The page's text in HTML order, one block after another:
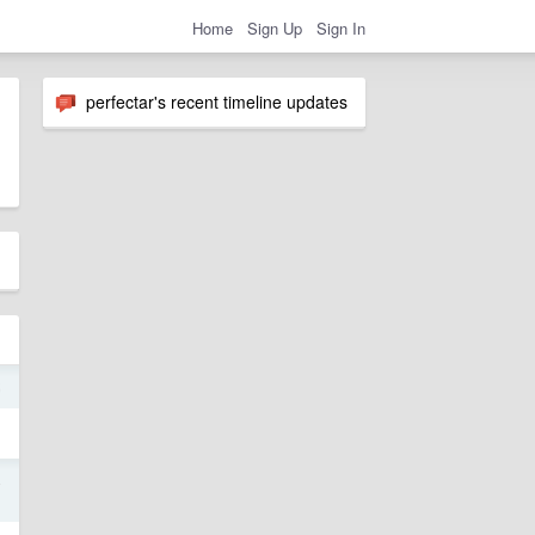
Home Sign Up Sign In
perfectar's recent timeline updates